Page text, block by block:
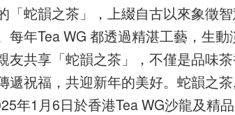
「蛇韻之茶」，上綴自古以來象徵
每年Tea WG 都透過精湛工藝，生
友共享「蛇韻之茶」，不僅是品味
遞祝福，共迎新年的美好。 蛇韻之
年1月6日於香港Tea WG沙龍及精品